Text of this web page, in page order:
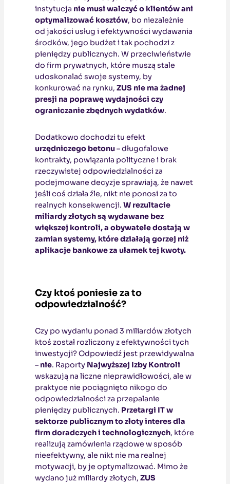
instytucja nie musi walczyć o klientów ani
optymalizować kosztów, bo niezależnie
od jakości usług i efektywności wydawania
środków, jego budżet i tak pochodzi z
pieniędzy publicznych. W przeciwieństwie
do firm prywatnych, które muszą stale
udoskonalać swoje systemy, by
konkurować na rynku, ZUS nie ma żadnej
presji na poprawę wydajności czy
ograniczanie zbędnych wydatków.
Dodatkowo dochodzi tu efekt
urzędniczego betonu– długofalowe
kontrakty, powiązania polityczne i brak
rzeczywistej odpowiedzialności za
podejmowane decyzje sprawiają, że nawet
jeśli coś działa źle, nikt nie ponosi za to
realnych konsekwencji. W rezultacie
miliardy złotych są wydawane bez
większej kontroli, a obywatele dostają w
zamian systemy, które działają gorzej niż
aplikacje bankowe za ułamek tej kwoty.
Czy ktoś poniesie za to
odpowiedzialność?
Czy po wydaniu ponad 3 miliardów złotych
ktoś został rozliczony z efektywności tych
inwestycji? Odpowiedź jest przewidywalna
– nie. Raporty Najwyższej Izby Kontroli
wskazują na liczne nieprawidłowości, ale w
praktyce nie pociągnięto nikogo do
odpowiedzialności za przepalanie
pieniędzy publicznych. Przetargi IT w
sektorze publicznym to złoty interes dla
firm doradczych i technologicznych, które
realizują zamówienia rządowe w sposób
nieefektywny, ale nikt nie ma realnej
motywacji, by je optymalizować. Mimo że
wydano już miliardy złotych, ZUS